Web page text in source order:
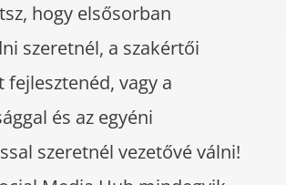
hogy elsősorban
szeretnél, a szakértői
vagy a
és az egyéni
szeretnél vezetővé válni!